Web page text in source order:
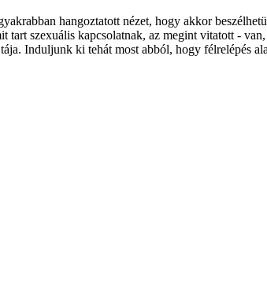
hangoztatott nézet, hogy akkor
szexuális kapcsolatnak, az megint vitatott -
Induljunk ki tehát most abból, hogy félrelépés